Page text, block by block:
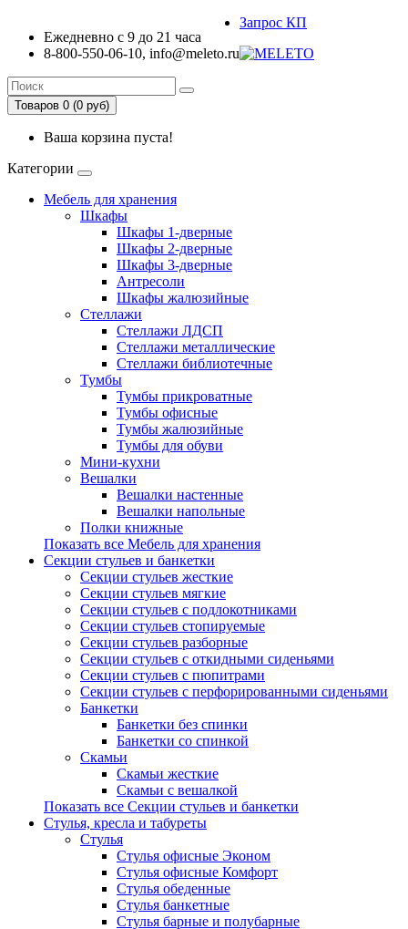
Ежедневно с 9 до 21 часа
8-800-550-06-10, info@meleto.ru
Запрос КП
Товаров 0 (0 pуб)
Ваша корзина пуста!
Категории
Мебель для хранения
Шкафы
Шкафы 1-дверные
Шкафы 2-дверные
Шкафы 3-дверные
Антресоли
Шкафы жалюзийные
Стеллажи
Стеллажи ЛДСП
Стеллажи металлические
Стеллажи библиотечные
Тумбы
Тумбы прикроватные
Тумбы офисные
Тумбы жалюзийные
Тумбы для обуви
Мини-кухни
Вешалки
Вешалки настенные
Вешалки напольные
Полки книжные
Показать все Мебель для хранения
Секции стульев и банкетки
Секции стульев жесткие
Секции стульев мягкие
Секции стульев с подлокотниками
Секции стульев стопируемые
Секции стульев разборные
Секции стульев с откидными сиденьями
Секции стульев с пюпитрами
Секции стульев с перфорированными сиденьями
Банкетки
Банкетки без спинки
Банкетки со спинкой
Скамьи
Скамьи жесткие
Скамьи с вешалкой
Показать все Секции стульев и банкетки
Стулья, кресла и табуреты
Стулья
Стулья офисные Эконом
Стулья офисные Комфорт
Стулья обеденные
Стулья банкетные
Стулья барные и полубарные